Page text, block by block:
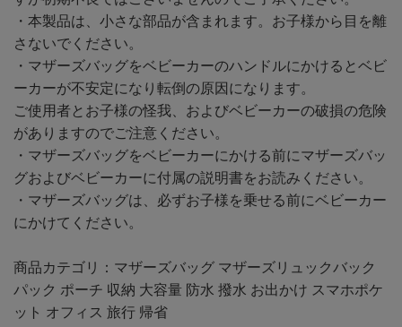
・本製品は、小さな部品が含まれます。お子様から目を離
さないでください。
・マザーズバッグをベビーカーのハンドルにかけるとベビ
ーカーが不安定になり転倒の原因になります。
ご使用者とお子様の怪我、およびベビーカーの破損の危険
がありますのでご注意ください。
・マザーズバッグをベビーカーにかける前にマザーズバッ
グおよびベビーカーに付属の説明書をお読みください。
・マザーズバッグは、必ずお子様を乗せる前にベビーカー
にかけてください。
商品カテゴリ：マザーズバッグ マザーズリュックバック
パック ポーチ 収納 大容量 防水 撥水 お出かけ スマホポケ
ット オフィス 旅行 帰省